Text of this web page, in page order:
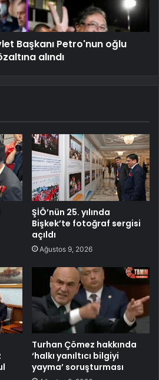
Başkanı Petro'nun oğlu
alındı
ŞİÖ’nün 25. yılında
Bişkek’te fotoğraf sergisi
açıldı
Ağustos 9, 2026
Turhan Çömez hakkında
‘halkı yanıltıcı bilgiyi
yayma’ soruşturması